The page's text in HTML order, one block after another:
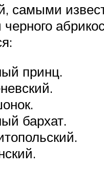
самыми
принц.
бархат.